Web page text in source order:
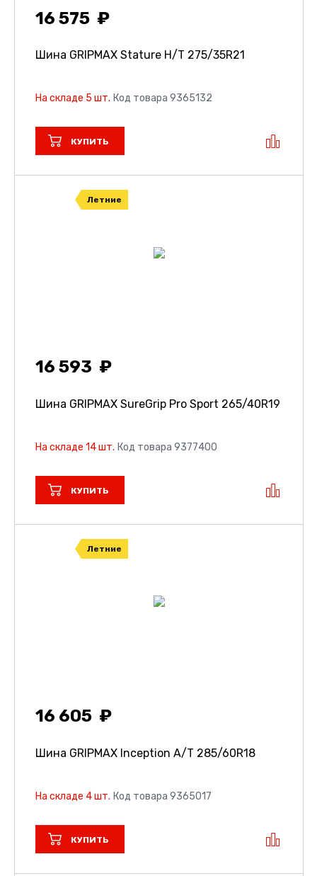
16 575
Шина GRIPMAX Stature H/T 275/35R21
На складе 5 шт. Код товара 9365132
КУПИТЬ
Летние
16 593
Шина GRIPMAX SureGrip Pro Sport 265/40R19
На складе 14 шт. Код товара 9377400
КУПИТЬ
Летние
16 605
Шина GRIPMAX Inception A/T 285/60R18
На складе 4 шт. Код товара 9365017
КУПИТЬ